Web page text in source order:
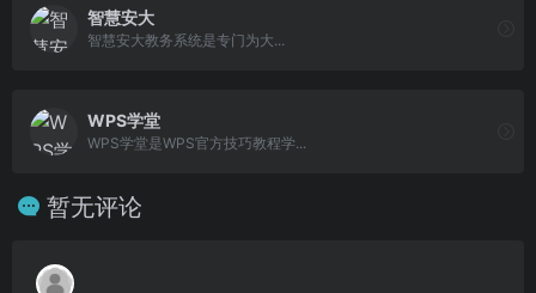
智慧安大
智慧安大教务系统是专门为大...
WPS学堂
WPS学堂是WPS官方技巧教程学...
暂无评论